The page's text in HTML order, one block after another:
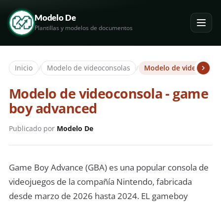
Modelo De
Plantillas y modelos de documentos
Inicio / Modelo de videoconsolas / Modelo de
Modelo de videoconsola - game
boy advanced
Publicado por Modelo De
Game Boy Advance (GBA) es una popular consola de
videojuegos de la compañía Nintendo, fabricada
desde marzo de 2026 hasta 2024. EL gameboy